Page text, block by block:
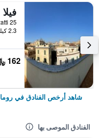
2.3 كيلومتر عن وسط المدينة
162 ﷼
شاهد أرخص الفنادق في روما
الفنادق الموصى بها